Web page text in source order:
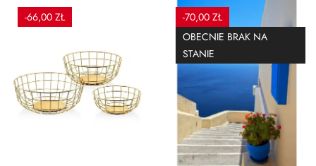
-66,00 ZŁ
-70,00 ZŁ
OBECNIE BRAK NA
STANIE